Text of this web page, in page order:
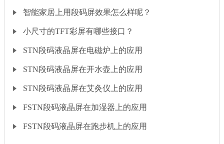
智能家居上用段码屏效果怎么样呢？
小尺寸的TFT彩屏有哪些接口？
STN段码液晶屏在电磁炉上的应用
STN段码液晶屏在开水壶上的应用
STN段码液晶屏在艾灸仪上的应用
FSTN段码液晶屏在加湿器上的应用
FSTN段码液晶屏在跑步机上的应用